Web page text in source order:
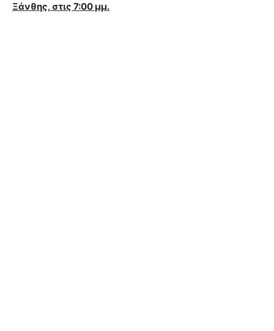
Ξάνθης, στις 7:00 μμ.